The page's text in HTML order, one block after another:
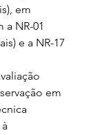
em
NR-01
e a NR-17
em